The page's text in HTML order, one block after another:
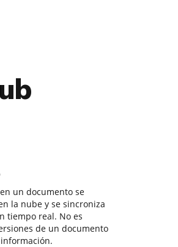
un documento se
la nube y se sincroniza
tiempo real. No es
de un documento